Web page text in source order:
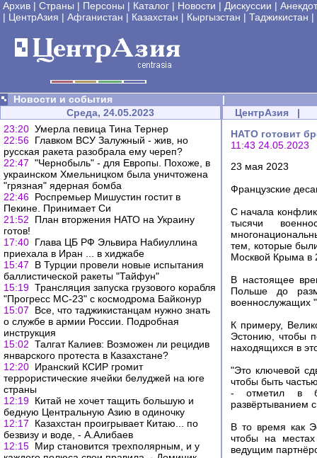
Архив | Страны | Персоны | Каталог | Новости | Дискуссии |
| ЦентрАзия | Афганистан | Казахстан | Кыргызстан | Таджикистан |
Новости и события
|
Среда, 24.05.2023
23:20 Умерла певица Тина Тернер
22:56 Главком ВСУ Залужный - жив, но
русская ракета разобрала ему череп?
22:47 "Чернобыль" - для Европы. Похоже, в
украинском Хмельницком была уничтожена
"грязная" ядерная бомба
22:46 Роспремьер Мишустин гостит в
Пекине. Принимает Си
21:52
План вторжения НАТО на Украину
готов!
17:40 Глава ЦБ РФ Эльвира Набиуллина
приехала в Иран ... в хиджабе
15:47
В Турции провели новые испытания
баллистической ракеты "Тайфун"
15:19 Трансляция запуска грузового корабля
"Прогресс МС-23" с космодрома Байконур
15:07
Все, что таджикистанцам нужно знать
о службе в армии России. Подробная
инструкция
15:02 Талгат Калиев: Возможен ли рецидив
январского протеста в Казахстане?
12:20 Иранский КСИР громит
террористические ячейки белуджей на юге
страны
12:19 Китай не хочет тащить большую и
бедную Центральную Азию в одиночку
12:17
Казахстан проигрывает Китаю... по
безвизу и воде, - А.Алибаев
12:15 Мир становится трехполярным, и у
ЦентрАзия |
НАТО готовит
11:43 24.05.2023
23 мая 2023
Французские
С начала
тысячи
тем, которые
Москвой Крыма в
В настоящее
Польше до
военнослужащих
К примеру,
Эстонию, чтобы
находящихся в
"Это ключевой
чтобы быть
- отметил в
развëртыванием
В то время как
чтобы на
ведущим